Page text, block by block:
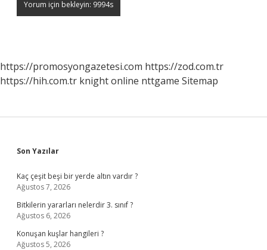
https://promosyongazetesi.com https://zod.com.tr
https://hih.com.tr knight online nttgame Sitemap
Sidebar
Son Yazılar
Kaç çeşit beşi bir yerde altın vardır ?
Ağustos 7, 2026
Bitkilerin yararları nelerdir 3. sınıf ?
Ağustos 6, 2026
Konuşan kuşlar hangileri ?
Ağustos 5, 2026